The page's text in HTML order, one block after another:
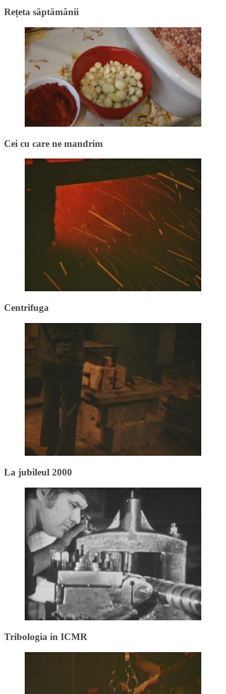
Rețeta săptămânii
Cei cu care ne mandrim
Centrifuga
La jubileul 2000
Tribologia in ICMR